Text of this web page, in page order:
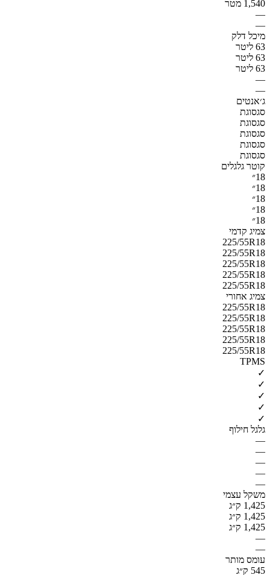
1,540 מטר
—
—
מיכל דלק
63 ליטר
63 ליטר
63 ליטר
—
—
ג׳אנטים
סגסוגת
סגסוגת
סגסוגת
סגסוגת
סגסוגת
קוטר גלגלים
18״
18״
18״
18״
18״
צמיג קדמי
225/55R18
225/55R18
225/55R18
225/55R18
225/55R18
צמיג אחורי
225/55R18
225/55R18
225/55R18
225/55R18
225/55R18
TPMS
✓
✓
✓
✓
✓
גלגל חילוף
—
—
—
—
—
משקל עצמי
1,425 ק״ג
1,425 ק״ג
1,425 ק״ג
—
—
עומס מותר
545 ק״ג